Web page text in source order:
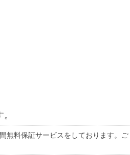
無料保証サービスをしております。ご